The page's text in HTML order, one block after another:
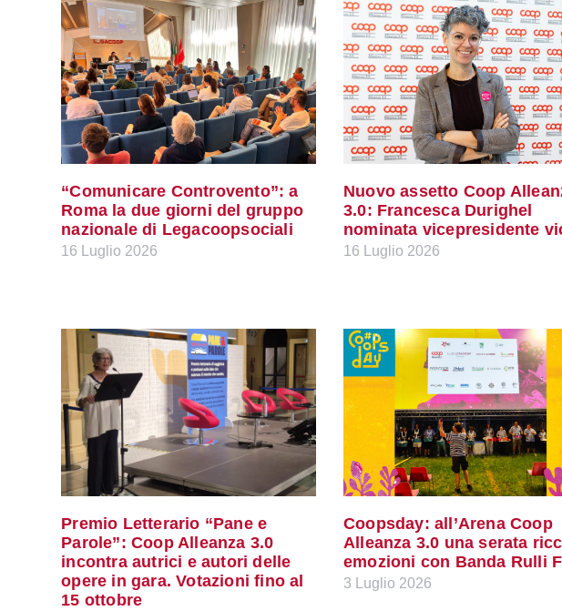
“Comunicare Controvento”: a
Roma la due giorni del gruppo
nazionale di Legacoopsociali
16 Luglio 2026
Nuovo assetto Coop
3.0: Francesca Durighel
nominata vicepresidente
16 Luglio 2026
Premio Letterario “Pane e
Parole”: Coop Alleanza 3.0
incontra autrici e autori delle
opere in gara. Votazioni fino al
15 ottobre
Coopsday: all’Arena Coop
Alleanza 3.0 una serata
emozioni con Banda Rulli
3 Luglio 2026